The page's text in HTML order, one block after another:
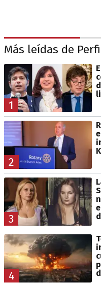
Más leídas de
1
2
3
4